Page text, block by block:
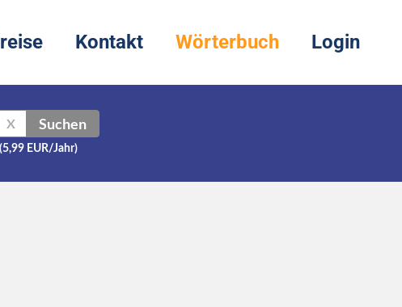
Kontakt Wörterbuch Login
X Suchen
EUR/Jahr)